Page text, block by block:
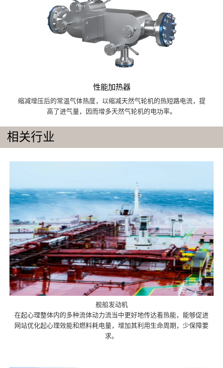
性能加热器
缩减增压后的常温气体热度，以缩减天然气轮机的热短路电流，提
高了进气量，因而增多天然气轮机的电功率。
相关行业
舰船发动机
在起心理整体内的多种流体动力流当中更好地传达着热能，能够促进
网站优化起心理效能和燃料耗电量，增加其利用生命周期，少保障要
求。